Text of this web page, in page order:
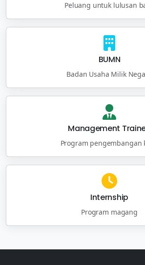
Peluang untuk lulusan
BUMN
Badan Usaha Milik
Management
Program pengembangan
Internship
Program magang